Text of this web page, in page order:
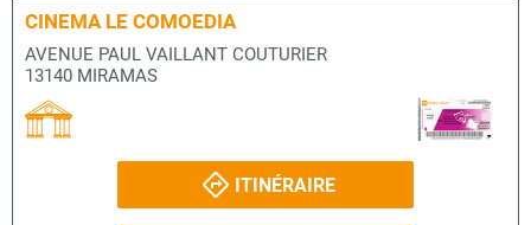
CINEMA LE COMOEDIA
AVENUE PAUL VAILLANT COUTURIER
13140 MIRAMAS
ITINÉRAIRE